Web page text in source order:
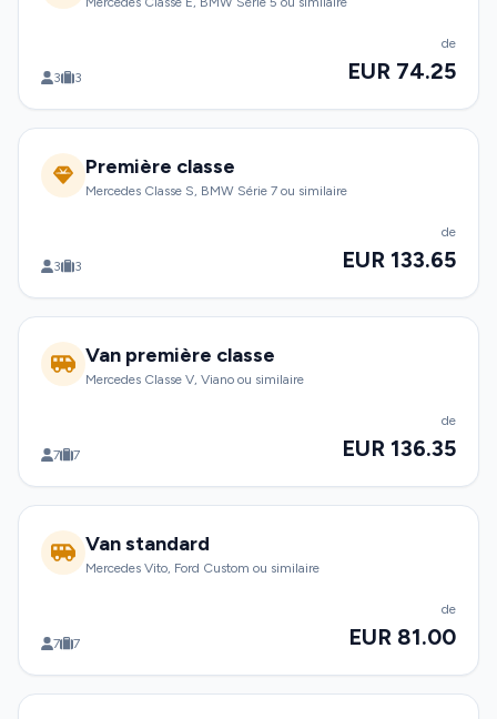
3 3
de
EUR 74.25
Première classe
Mercedes Classe S, BMW Série 7 ou similaire
3 3
de
EUR 133.65
Van première classe
Mercedes Classe V, Viano ou similaire
7 7
de
EUR 136.35
Van standard
Mercedes Vito, Ford Custom ou similaire
7 7
de
EUR 81.00